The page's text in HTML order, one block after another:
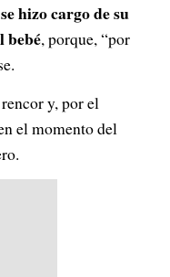
se hizo cargo de su
bebé, porque, “por
y, por el
el momento del